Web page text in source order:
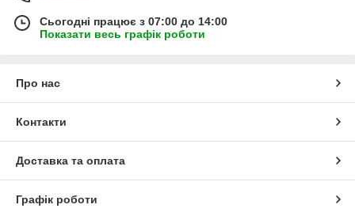
Сьогодні працює з 07:00 до 14:00
Показати весь графік роботи
Про нас
Контакти
Доставка та оплата
Графік роботи